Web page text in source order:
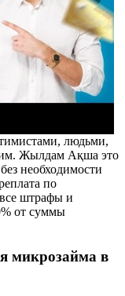
людьми,
Жылдам Ақша это
необходимости
по
штрафы и
от суммы
микрозайма в